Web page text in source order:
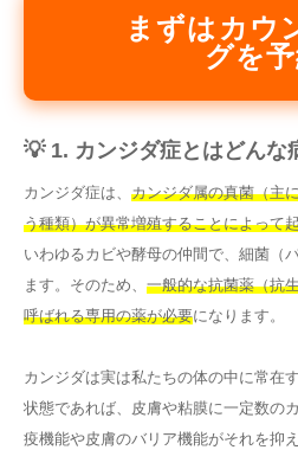
まずはカウ
グを
💡 1. カンジダ症とはどんな
カンジダ症は、 カンジダ属の真菌（主
う種類）が異常増殖することによって
いわゆるカビや酵母の仲間で、細菌（
ます。そのため、 一般的な抗菌薬（抗
呼ばれる専用の薬が必要になります。
カンジダは実は私たちの体の中に常在
状態であれば、皮膚や粘膜に一定数の
疫機能や皮膚のバリア機能がそれを抑